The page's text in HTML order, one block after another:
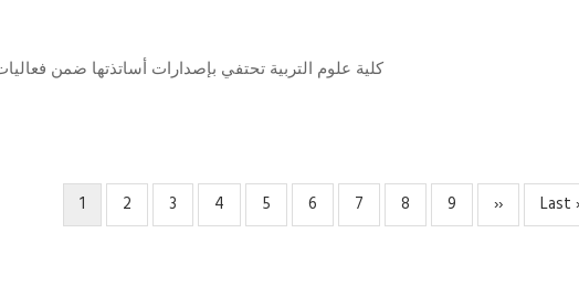
كلية علوم التربية تحتفي بإصدارات أساتذتها ضمن
Page
courante
1 Page
2 Page
3 Page
4 Page
5 Page
6 Page
7 Page
8 Page
9
Page
suivante
››
page
Last